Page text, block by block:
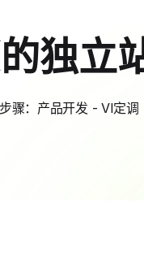
独立
骤：产品开发 - VI定